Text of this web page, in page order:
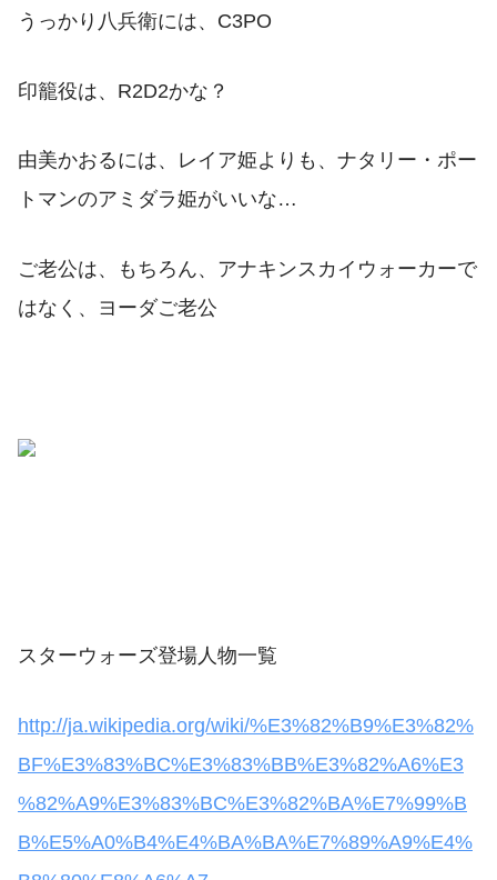
うっかり八兵衛には、C3PO
印籠役は、R2D2かな？
由美かおるには、レイア姫よりも、ナタリー・ポー
トマンのアミダラ姫がいいな…
ご老公は、もちろん、アナキンスカイウォーカーで
はなく、ヨーダご老公
スターウォーズ登場人物一覧
http://ja.wikipedia.org/wiki/%E3%82%B9%E3%82%
BF%E3%83%BC%E3%83%BB%E3%82%A6%E3
%82%A9%E3%83%BC%E3%82%BA%E7%99%B
B%E5%A0%B4%E4%BA%BA%E7%89%A9%E4%